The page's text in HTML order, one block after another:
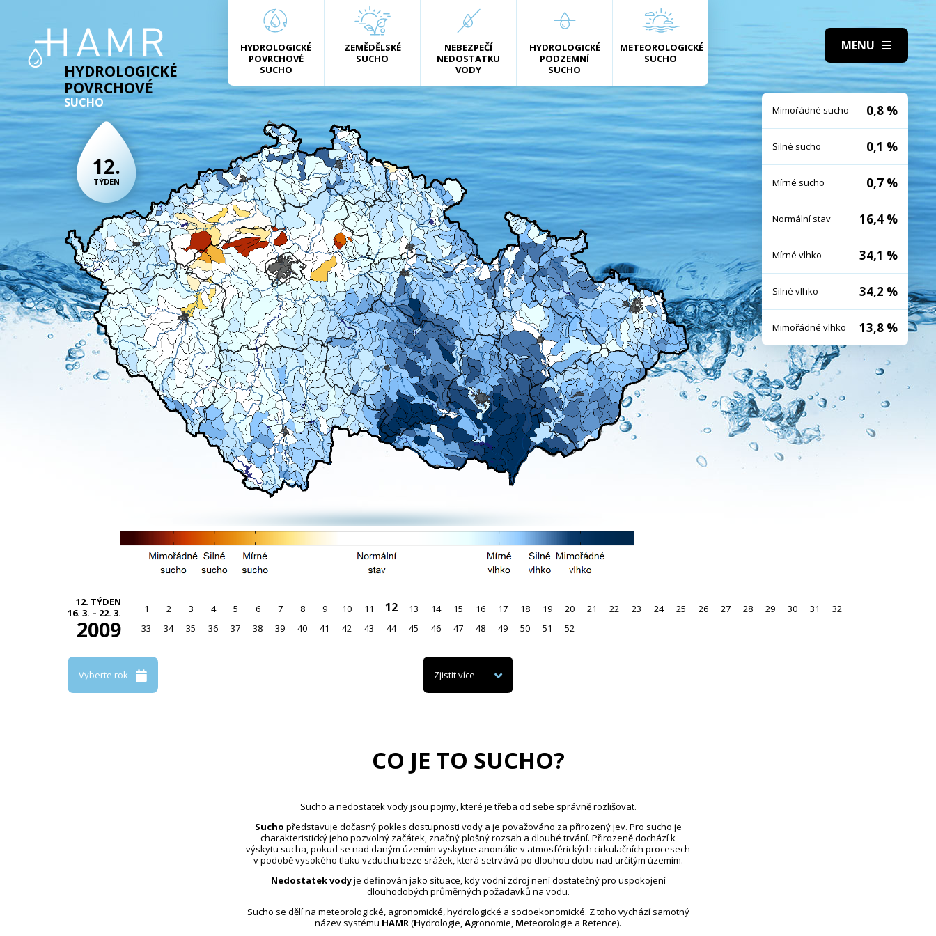
HYDROLOGICKÉ
POVRCHOVÉ
SUCHO
ZEMĚDĚLSKÉ
SUCHO
NEBEZPEČÍ
NEDOSTATKU
VODY
HYDROLOGICKÉ
PODZEMNÍ
SUCHO
METEOROLOGICKÉ
SUCHO
HYDROLOGICKÉ
POVRCHOVÉ
SUCHO
12.
TÝDEN
12. TÝDEN
16. 3. – 22. 3.
2009
1 2 3 4 5 6 7 8 9 10 11 12 13 14 15 16 17 18 19 20 21 22 23 24 25 26 27 28 29 30 31
32
33
34 35 36 37 38 39 40 41 42 43 44 45 46 47 48 49 50 51 52
Mimořádné sucho 0,8 %
Silné sucho 0,1 %
Mírné sucho 0,7 %
Normální stav 16,4 %
Mírné vlhko 34,1 %
Silné vlhko 34,2 %
Mimořádné vlhko 13,8 %
Vyberte rok Zjistit více
CO JE TO SUCHO?
Sucho a nedostatek vody jsou pojmy, které je třeba od sebe správně rozlišovat.
Sucho představuje dočasný pokles dostupnosti vody a je považováno za přirozený jev. Pro sucho je
charakteristický jeho pozvolný začátek, značný plošný rozsah a dlouhé trvání. Přirozeně dochází k
výskytu sucha, pokud se nad daným územím vyskytne anomálie v atmosférických cirkulačních procesech
v podobě vysokého tlaku vzduchu beze srážek, která setrvává po dlouhou dobu nad určitým územím.
Nedostatek vodyje definován jako situace, kdy vodní zdroj není dostatečný pro uspokojení
dlouhodobých průměrných požadavků na vodu.
Sucho se dělí na meteorologické, agronomické, hydrologické a socioekonomické. Z toho vychází samotný
název systému HAMR(Hydrologie,Agronomie, Meteorologie a Retence).